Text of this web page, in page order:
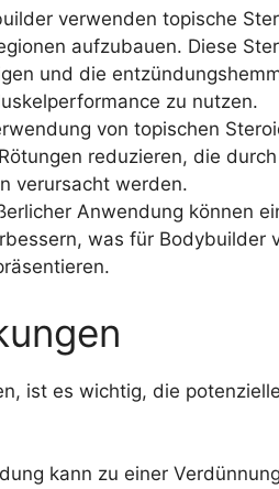
verwenden topische
aufzubauen. Diese
und die
zu nutzen.
von topischen
reduzieren, die
verursacht werden.
Anwendung können
was für Bodybuilder
ist es wichtig, die
kann zu einer